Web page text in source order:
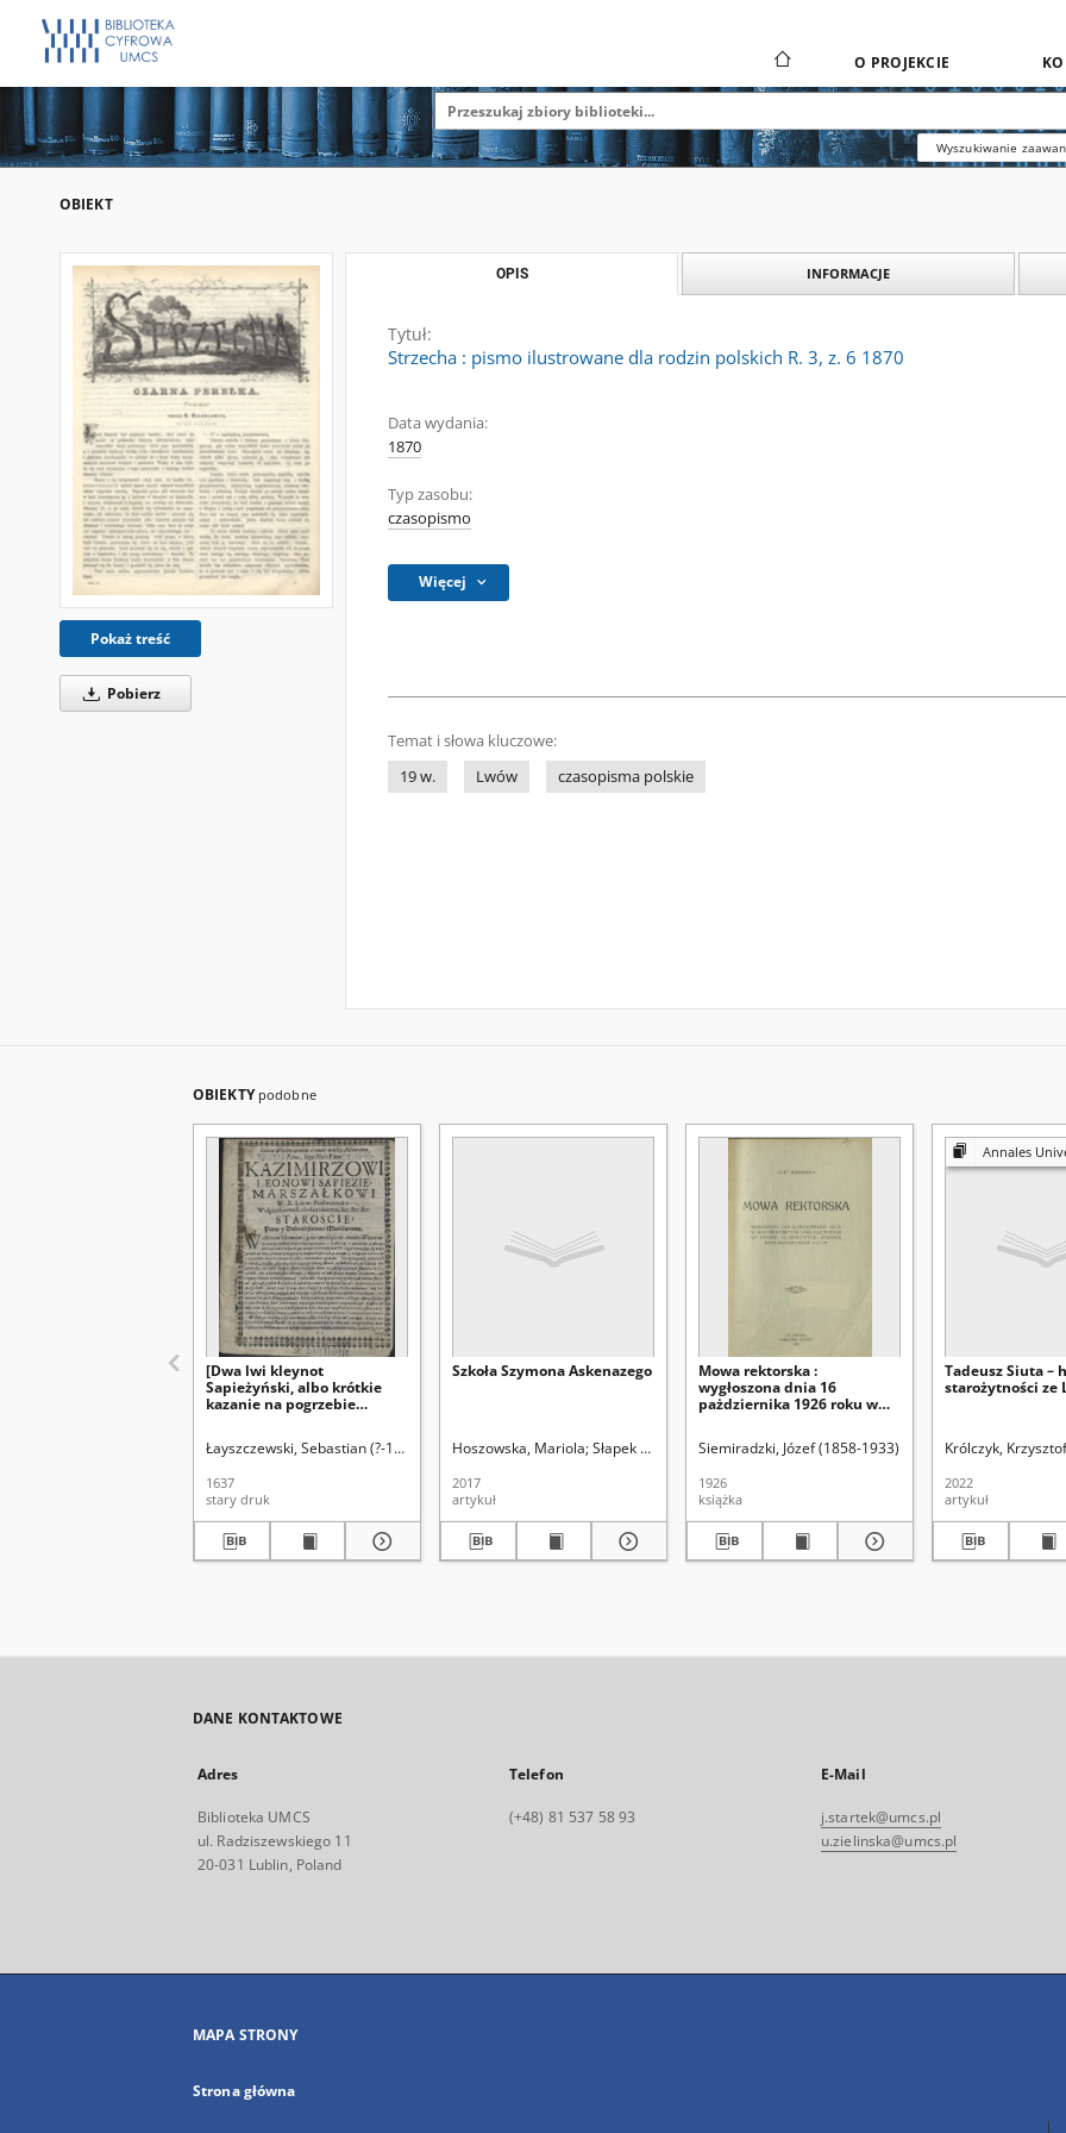
O PROJEKCIE
Wyszukiwanie
OBIEKT
Pokaż treść
Pobierz
OPIS INFORMACJE
Tytuł:
Strzecha : pismo ilustrowane dla rodzin polskich R. 3, z. 6 1870
Data wydania:
1870
Typ zasobu:
czasopismo
Więcej
Temat i słowa kluczowe:
19 w.
Lwów czasopisma polskie
OBIEKTY podobne
[Dwa lwi kleynot
Sapieżyński, albo krótkie
kazanie na pogrzebie
wielmożnego [...] Leona
wileńskiego [...] miane w
dzień pogrzebu [...]]
Łayszczewski, Sebastian (?-1635)
1637
stary druk
Szkoła Szymona Askenazego
Hoszowska, Mariola Słapek Dariusz (1961- ). Red. Uniwersytet Marii Curie-Skłodowskiej
2017
artykuł
Mowa rektorska :
wygłoszona dnia 16
pażdziernika 1926 roku w
uroczystości otwarcia roku
Siemiradzki, Józef (1858-1933)
1926
książka
Annales Universitatis Mariae Curie-
Tadeusz Siuta –
starożytności ze
Królczyk, Krzysztof
2022
artykuł
DANE KONTAKTOWE
Adres
Biblioteka UMCS
ul. Radziszewskiego 11
20-031 Lublin, Poland
Telefon
(+48) 81 537 58 93
E-Mail
j.startek@umcs.pl
u.zielinska@umcs.pl
MAPA STRONY
Strona główna